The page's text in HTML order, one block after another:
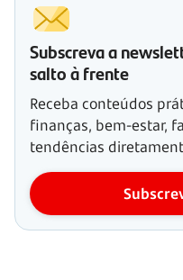
Subscreva a
salto à frente
Receba conteúdos
finanças, bem-estar,
tendências